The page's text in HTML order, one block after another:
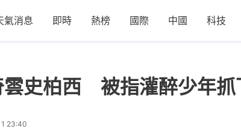
氣消息 即時 熱榜 國際 中國 科技
雲史柏西 被指灌醉少年
23:40